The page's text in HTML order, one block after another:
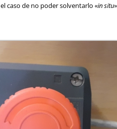
caso de no poder solventarlo «in situ